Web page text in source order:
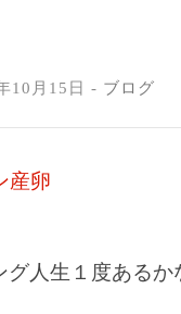
10月15日 - ブログ
グ人生１度ある